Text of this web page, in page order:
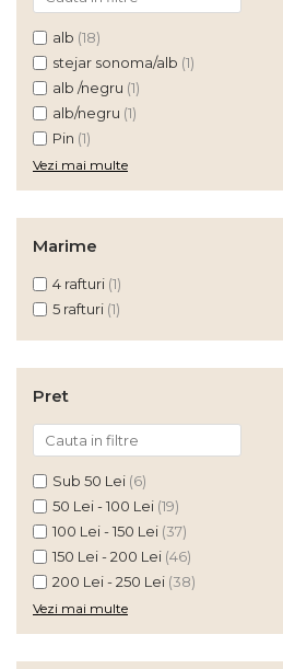
Mese bucatarie /dining
Mobilier/seturi de bucatarie
Scaune bucatarie
Scaune din lemn
Comode lux-ultramoderne
Dulapuri haine si Sifoniere
Masute de toaleta
Paturi cu saltea
inclusa(pachet promo)
Paturi de 1 persoana
Paturi lemn & pal
Paturi metalice
Paturi tapitate
Saltele
Seturi dormitoare
complete
alb (18)
stejar sonoma/alb (1)
alb /negru (1)
alb/negru (1)
Pin (1)
Vezi mai multe
Marime
4 rafturi (1)
5 rafturi (1)
Pret
Sub 50 Lei (6)
50 Lei - 100 Lei (19)
100 Lei - 150 Lei (37)
150 Lei - 200 Lei (46)
200 Lei - 250 Lei (38)
Vezi mai multe